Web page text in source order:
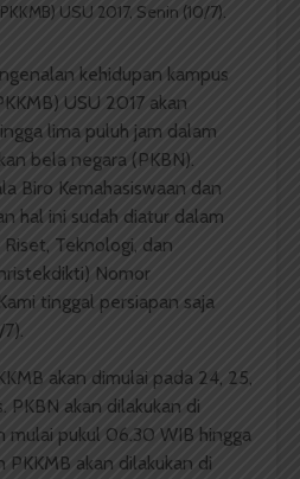
USU 2017, Senin (10/7).
kehidupan kampus
USU 2017 akan
lima puluh jam dalam
bela negara (PKBN).
Biro Kemahasiswaan dan
hal ini sudah diatur dalam
Teknologi, dan
Nomor
tinggal persiapan saja
akan dimulai pada 24, 25,
PKBN akan dilakukan di
mulai pukul 06.30 WIB hingga
PKKMB akan dilakukan di